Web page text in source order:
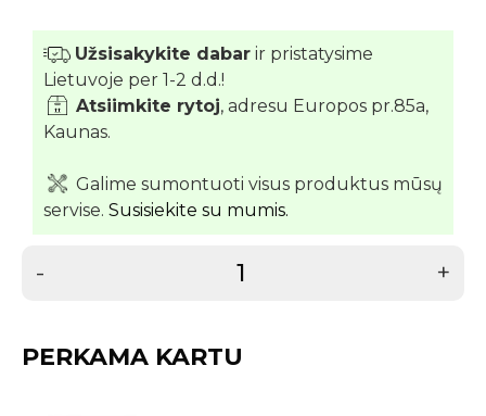
Užsisakykite dabar ir pristatysime
Lietuvoje per 1-2 d.d.!
Atsiimkite rytoj, adresu Europos pr.85a,
Kaunas.
Galime sumontuoti visus produktus mūsų
servise. Susisiekite su mumis.
- +
PERKAMA KARTU